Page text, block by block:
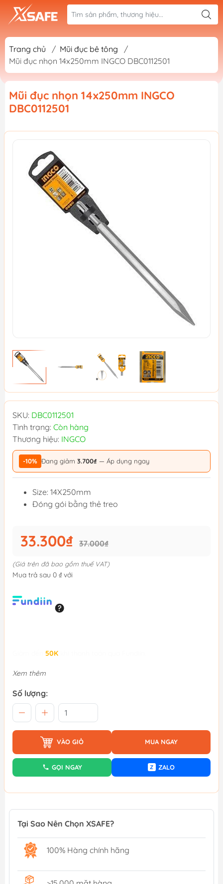
Trang chủ / Mũi đục bê tông
/
Mũi đục nhọn 14x250mm INGCO DBC0112501
Mũi đục nhọn 14x250mm INGCO
DBC0112501
SKU: DBC0112501
Tình trạng: Còn hàng
Thương hiệu: INGCO
-10% Đang giảm 3.700₫ — Áp dụng ngay
Size: 14X250mm
Đóng gói bằng thẻ treo
33.300₫ 37.000₫
(Giá trên đã bao gồm thuế VAT)
Mua trả sau 0 ₫ với
50K
Xem thêm
Số lượng:
VÀO GIỎ MUA NGAY
GỌI NGAY Z ZALO
Tại Sao Nên Chọn XSAFE?
100% Hàng chính hãng